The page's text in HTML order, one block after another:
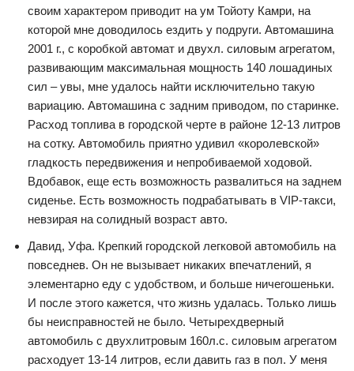
своим характером приводит на ум Тойоту Камри, на
которой мне доводилось ездить у подруги. Автомашина
2001 г., с коробкой автомат и двухл. силовым агрегатом,
развивающим максимальная мощность 140 лошадиных
сил – увы, мне удалось найти исключительно такую
вариацию. Автомашина с задним приводом, по старинке.
Расход топлива в городской черте в районе 12-13 литров
на сотку. Автомобиль приятно удивил «королевской»
гладкость передвижения и непробиваемой ходовой.
Вдобавок, еще есть возможность развалиться на заднем
сиденье. Есть возможность подрабатывать в VIP-такси,
невзирая на солидный возраст авто.
Давид, Уфа. Крепкий городской легковой автомобиль на
повседнев. Он не вызывает никаких впечатлений, я
элементарно еду с удобством, и больше ничегошеньки.
И после этого кажется, что жизнь удалась. Только лишь
бы неисправностей не было. Четырехдверный
автомобиль с двухлитровым 160л.с. силовым агрегатом
расходует 13-14 литров, если давить газ в пол. У меня